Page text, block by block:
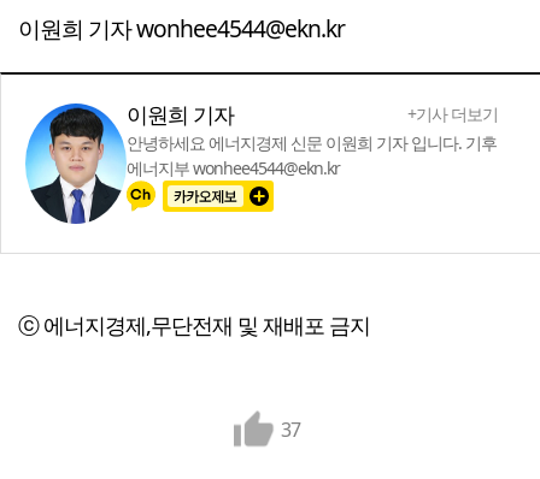
이원희 기자 wonhee4544@ekn.kr
이원희 기자
+기사 더보기
안녕하세요 에너지경제 신문 이원희 기자 입니다. 기후
에너지부 wonhee4544@ekn.kr
ⓒ 에너지경제,무단전재 및 재배포 금지
37